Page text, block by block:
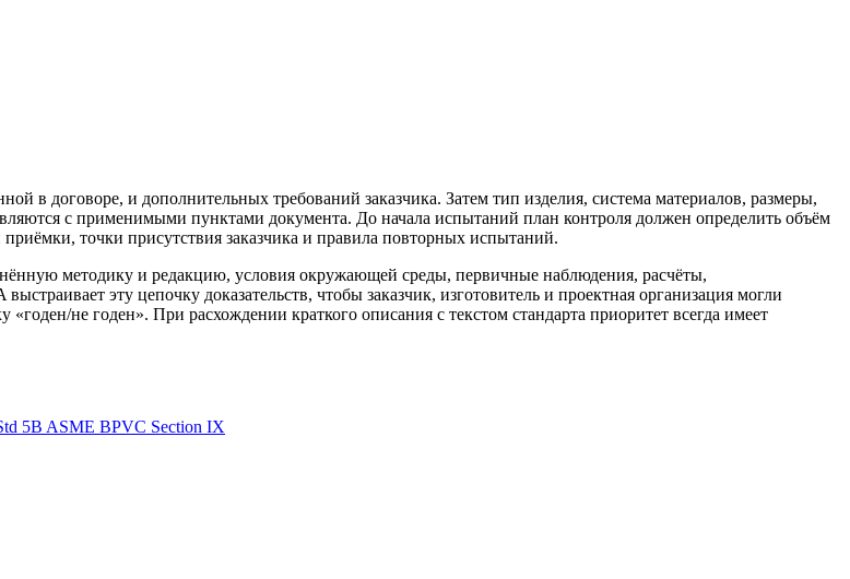
в договоре, и дополнительных требований заказчика. Затем тип изделия, система материалов, размеры,
с применимыми пунктами документа. До начала испытаний план контроля должен определить объём
точки присутствия заказчика и правила повторных испытаний.
методику и редакцию, условия окружающей среды, первичные наблюдения, расчёты,
эту цепочку доказательств, чтобы заказчик, изготовитель и проектная организация могли
не годен». При расхождении краткого описания с текстом стандарта приоритет всегда имеет
5B ASME BPVC Section IX